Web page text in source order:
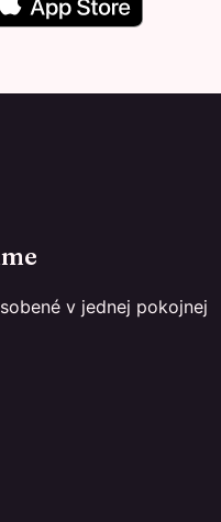
v jednej pokojnej